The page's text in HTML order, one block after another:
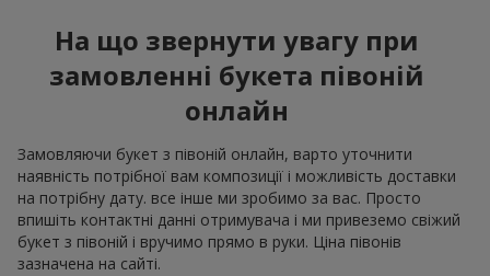
На що звернути увагу при
замовленні букета півоній
онлайн
Замовляючи букет з півоній онлайн, варто уточнити
наявність потрібної вам композиції і можливість доставки
на потрібну дату. все інше ми зробимо за вас. Просто
впишіть контактні данні отримувача і ми привеземо свіжий
букет з півоній і вручимо прямо в руки. Ціна півонів
зазначена на сайті.